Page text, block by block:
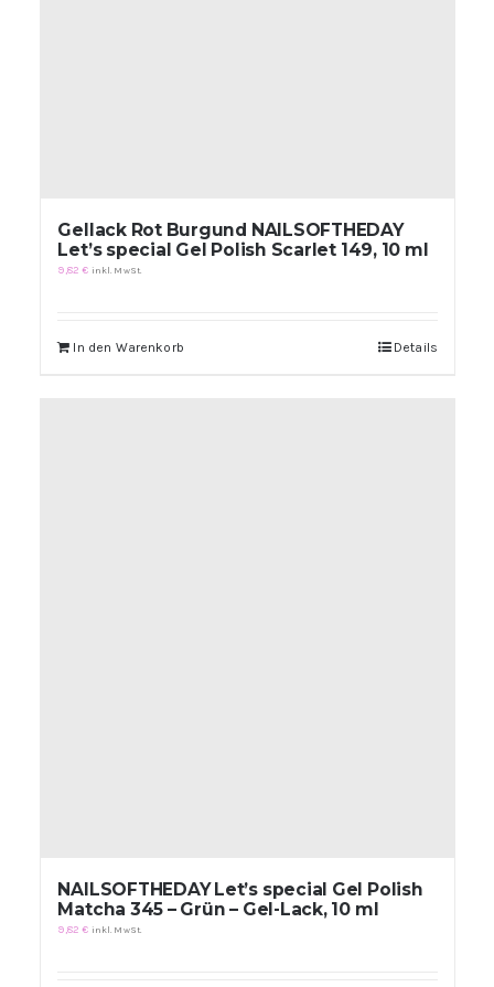
Gellack Rot Burgund NAILSOFTHEDAY
Let’s special Gel Polish Scarlet 149, 10 ml
9,82€ inkl. MwSt.
In den Warenkorb Details
NAILSOFTHEDAY Let’s special Gel Polish
Matcha 345 – Grün – Gel-Lack, 10 ml
9,82€ inkl. MwSt.